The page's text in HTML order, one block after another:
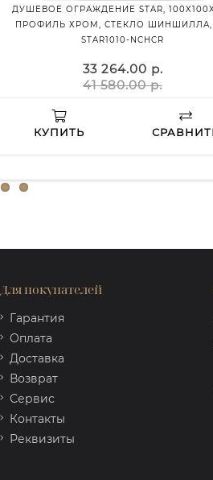
ДУШЕВОЕ ОГРАЖДЕНИЕ STAR,
ПРОФИЛЬ ХРОМ, СТЕКЛО ШИНШИЛЛА,
STAR1010-NCHCR
33 264.00 р.
41 580.00 р.
КУПИТЬ
Для покупателей
Гарантия
Оплата
Доставка
Возврат
Сервис
Контакты
Реквизиты